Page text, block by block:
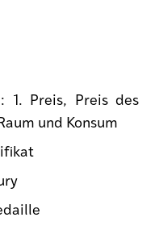
1. Preis, Preis des
und Konsum